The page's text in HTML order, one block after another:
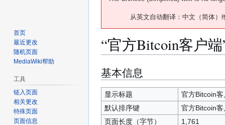
从英文自动翻译：中文（简体
“官方Bitcoin客户
跳
转
到
导
航
跳
转
到
搜
索
基本信息
显示标题
官方Bitcoin客
默认排序键
官方Bitcoin客
页面长度（字节）
1,761
首页
最近更改
随机页面
MediaWiki帮助
工具
链入页面
相关更改
特殊页面
页面信息